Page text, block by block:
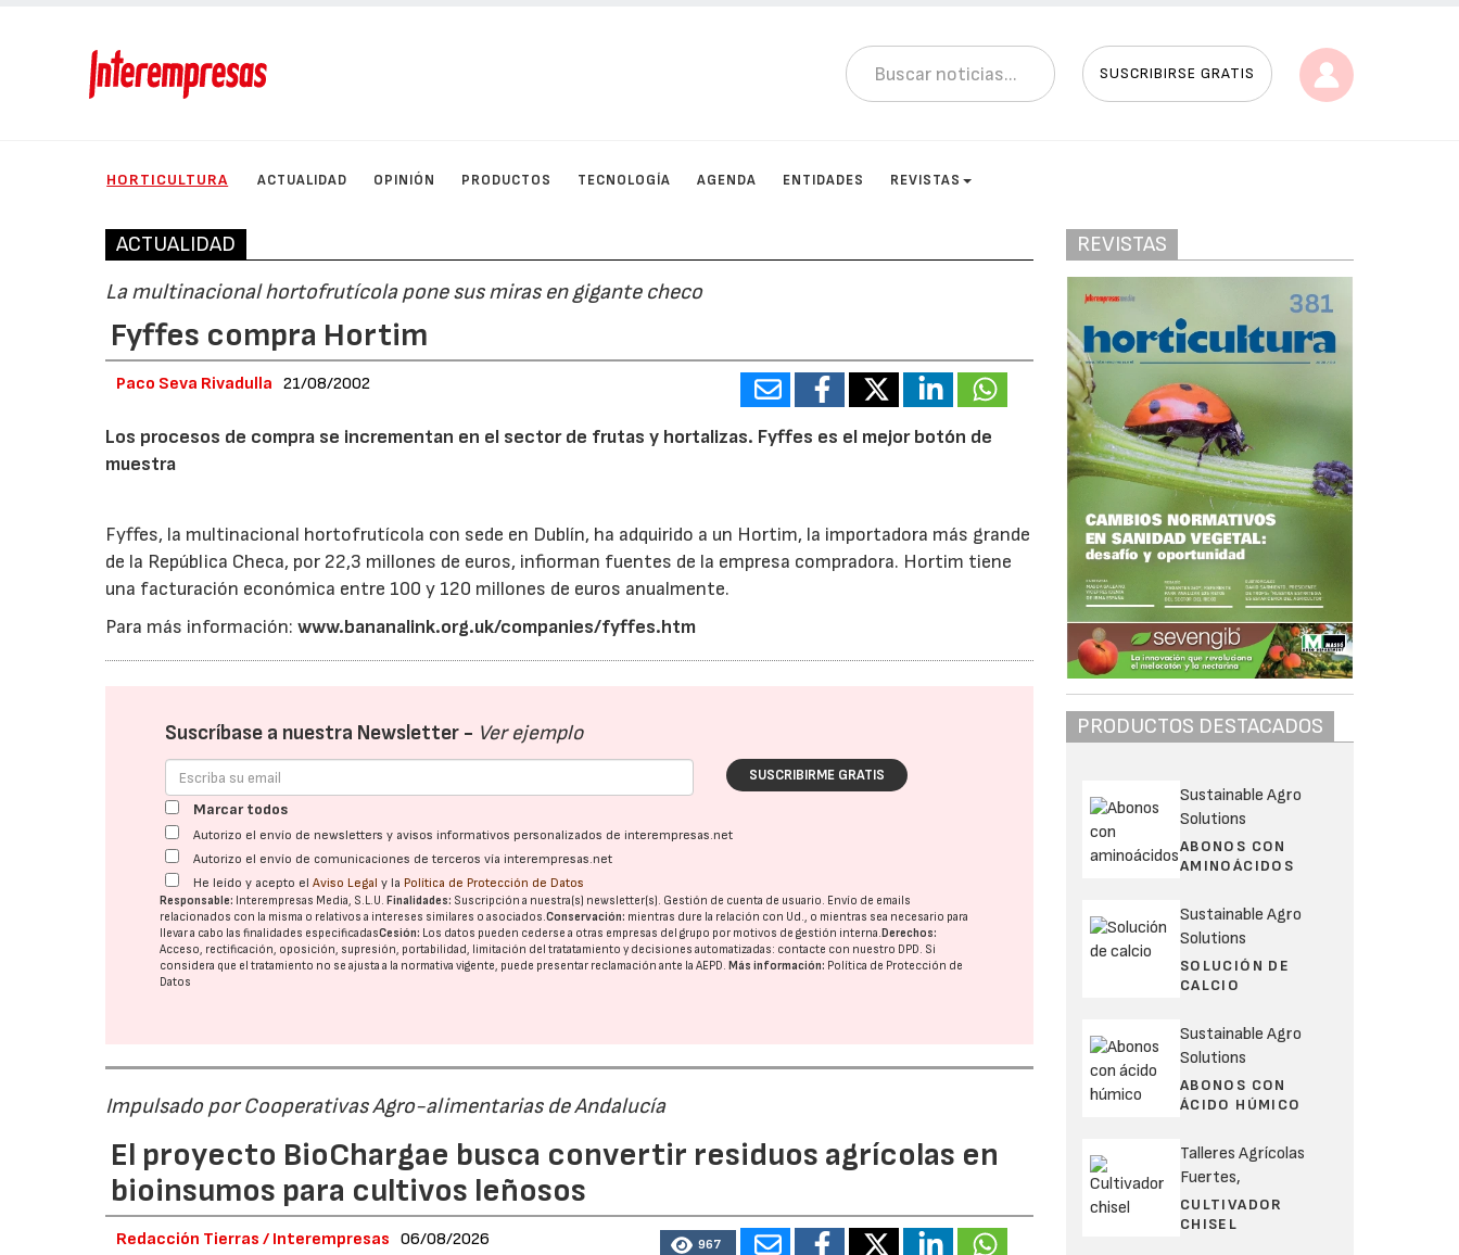
SUSCRIBIRSE GRATIS
HORTICULTURA ACTUALIDAD OPINIÓN PRODUCTOS TECNOLOGÍA AGENDA ENTIDADES REVISTAS
ACTUALIDAD
La multinacional hortofrutícola pone sus miras en gigante checo
Fyffes compra Hortim
Paco Seva Rivadulla 21/08/2002
Los procesos de compra se incrementan en el sector de frutas y hortalizas. Fyffes es el mejor botón de
muestra
Fyffes, la multinacional hortofrutícola con sede en Dublín, ha adquirido a un Hortim, la importadora más grande
de la República Checa, por 22,3 millones de euros, infiorman fuentes de la empresa compradora. Hortim tiene
una facturación económica entre 100 y 120 millones de euros anualmente.
Para más información:www.bananalink.org.uk/companies/fyffes.htm
Suscríbase a nuestra Newsletter - Ver ejemplo
SUSCRIBIRME GRATIS
Marcar todos
Autorizo el envío de newsletters y avisos informativos personalizados de interempresas.net
Autorizo el envío de comunicaciones de terceros vía interempresas.net
He leído y acepto elAviso Legal y la Política de Protección de Datos
Responsable: Interempresas Media, S.L.U. Finalidades: Suscripción a nuestra(s) newsletter(s). Gestión de cuenta de usuario. Envío de emails
relacionados con la misma o relativos a intereses similares o asociados.Conservación: mientras dure la relación con Ud., o mientras sea necesario para
llevar a cabo las finalidades especificadasCesión: Los datos pueden cederse a otras empresas del grupo por motivos de gestión interna. Derechos:
Acceso, rectificación, oposición, supresión, portabilidad, limitación del tratatamiento y decisiones automatizadas: contacte con nuestro DPD. Si
considera que el tratamiento no se ajusta a la normativa vigente, puede presentar reclamación ante laAEPD. Más información: Política de Protección de
Datos
Impulsado por Cooperativas Agro-alimentarias de Andalucía
El proyecto BioChargae busca convertir residuos agrícolas en
bioinsumos para cultivos leñosos
Redacción Tierras / Interempresas 06/08/2026 967
REVISTAS
PRODUCTOS DESTACADOS
Sustainable Agro
Solutions
ABONOS CON
AMINOÁCIDOS
Sustainable Agro
Solutions
SOLUCIÓN DE
CALCIO
Sustainable Agro
Solutions
ABONOS CON
ÁCIDO HÚMICO
Talleres Agrícolas
Fuertes,
CULTIVADOR
CHISEL